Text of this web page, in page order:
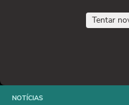
Tentar
NOTÍCIAS